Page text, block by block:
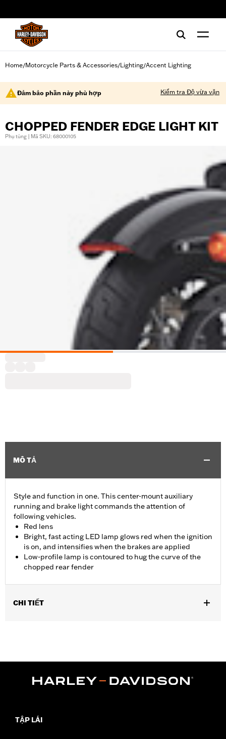
Home/Motorcycle Parts & Accessories/Lighting/Accent Lighting
Đảm bảo phần này phù hợp Kiểm tra Độ vừa vặn
CHOPPED FENDER EDGE LIGHT KIT
Phụ tùng | Mã SKU: 68000105
MÔ TẢ
Style and function in one. This center-mount auxiliary
running and brake light commands the attention of
following vehicles.
Red lens
Bright, fast acting LED lamp glows red when the ignition
is on, and intensifies when the brakes are applied
Low-profile lamp is contoured to hug the curve of the
chopped rear fender
CHI TIẾT
Lighting Type: LED
In the Box:
TẬP LÁI